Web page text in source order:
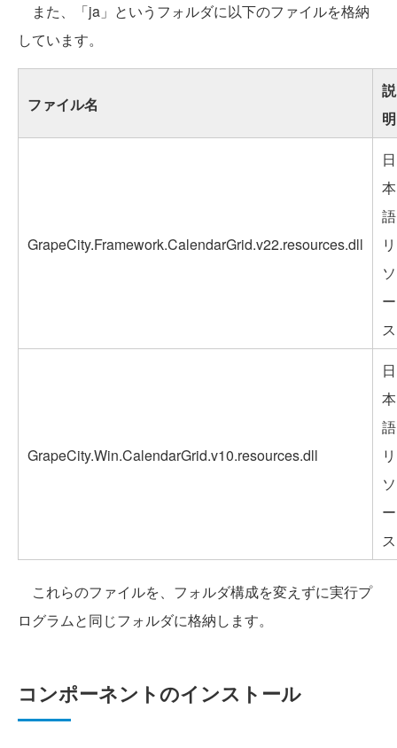
また、「ja」というフォルダに以下のファイルを格納
しています。
ファイル名
説
明
GrapeCity.Framework.CalendarGrid.v22.resources.dll
日
本
語
リ
ソ
ー
ス
GrapeCity.Win.CalendarGrid.v10.resources.dll
日
本
語
リ
ソ
ー
ス
これらのファイルを、フォルダ構成を変えずに実行プ
ログラムと同じフォルダに格納します。
コンポーネントのインストール